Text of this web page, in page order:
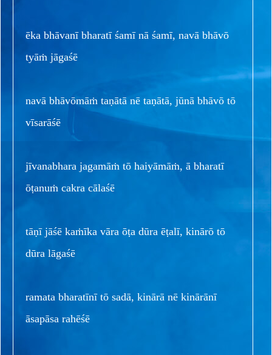
ēka bhāvanī bharatī śamī nā śamī, navā bhāvō
tyāṁ jāgaśē
navā bhāvōmāṁ taṇātā nē taṇātā, jūnā bhāvō tō
vīsarāśē
jīvanabhara jagamāṁ tō haiyāmāṁ, ā bharatī
ōṭanuṁ cakra cālaśē
tāṇī jāśē kaṁīka vāra ōṭa dūra ēṭalī, kinārō tō
dūra lāgaśē
ramata bharatīnī tō sadā, kinārā nē kinārānī
āsapāsa rahēśē